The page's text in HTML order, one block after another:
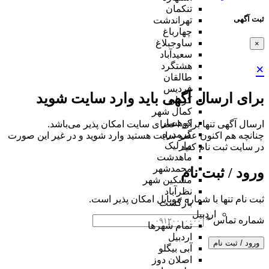
ثبت آگهی
×
×
برای ارسال آگهی باید وارد سایت شوید
ارسال آگهی تنها برای اعضای سایت امکان پذیر می‌باشد.
چنانچه هم‌ اکنون عضو سایت هستید وارد شوید و در غیر این صورت
در سایت ثبت نام کنید
ورود / ثبت نام
ثبت نام تنها با شماره موبایل امکان پذیر است.
شماره تماس*
ورود / ثبت نام
تنکمان
تهراندشت
چهارباغ
ساوجبلاغ
سعیدآباد
هشتگرد
طالقان
فردیس
کردان
کمال شهر
کوهسار
گرمدره
مارلیک
ماهدشت
محمدشهر
مشکین شهر
نظرآباد
بازگشت
اردبیل
تمام شهر‌ها
اردبیل
آبی بیگلو
اصلان دوز